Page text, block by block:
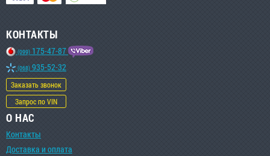
КОНТАКТЫ
(099) 175-47-87
(068) 935-52-32
Заказать звонок
Запрос по VIN
О НАС
Контакты
Доставка и оплата